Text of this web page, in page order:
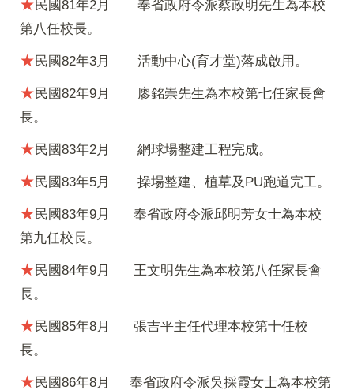
★民國81年2月 奉省政府令派蔡政明先生為本校
第八任校長。
★民國82年3月 活動中心(育才堂)落成啟用。
★民國82年9月 廖銘崇先生為本校第七任家長會
長。
★民國83年2月 網球場整建工程完成。
★民國83年5月 操場整建、植草及PU跑道完工。
★民國83年9月 奉省政府令派邱明芳女士為本校
第九任校長。
★民國84年9月 王文明先生為本校第八任家長會
長。
★民國85年8月 張吉平主任代理本校第十任校
長。
★民國86年8月 奉省政府令派吳採霞女士為本校第